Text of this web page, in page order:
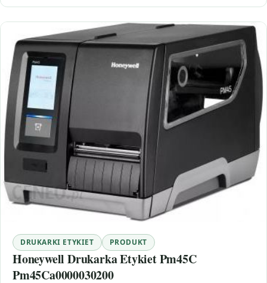
DRUKARKI ETYKIET PRODUKT
Honeywell Drukarka Etykiet Pm45C
Pm45Ca0000030200